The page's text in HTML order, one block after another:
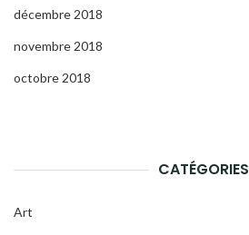
décembre 2018
novembre 2018
octobre 2018
CATÉGORIES
Art